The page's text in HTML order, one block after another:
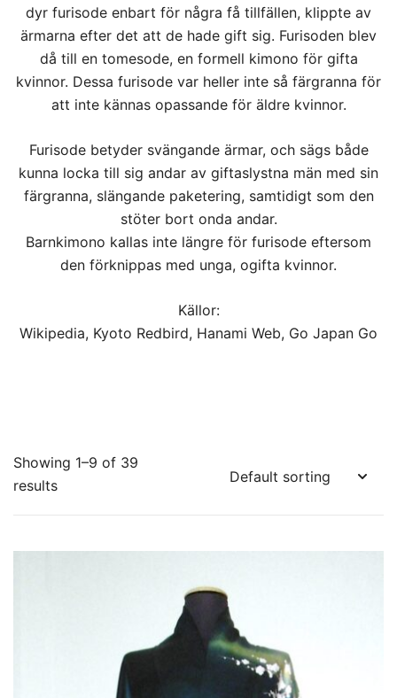
dyr furisode enbart för några få tillfällen, klippte av
ärmarna efter det att de hade gift sig. Furisoden blev
då till en tomesode, en formell kimono för gifta
kvinnor. Dessa furisode var heller inte så färgranna för
att inte kännas opassande för äldre kvinnor.
Furisode betyder svängande ärmar, och sägs både
kunna locka till sig andar av giftaslystna män med sin
färgranna, slängande paketering, samtidigt som den
stöter bort onda andar.
Barnkimono kallas inte längre för furisode eftersom
den förknippas med unga, ogifta kvinnor.
Källor:
Wikipedia, Kyoto Redbird, Hanami Web, Go Japan Go
Showing 1–9 of 39
results